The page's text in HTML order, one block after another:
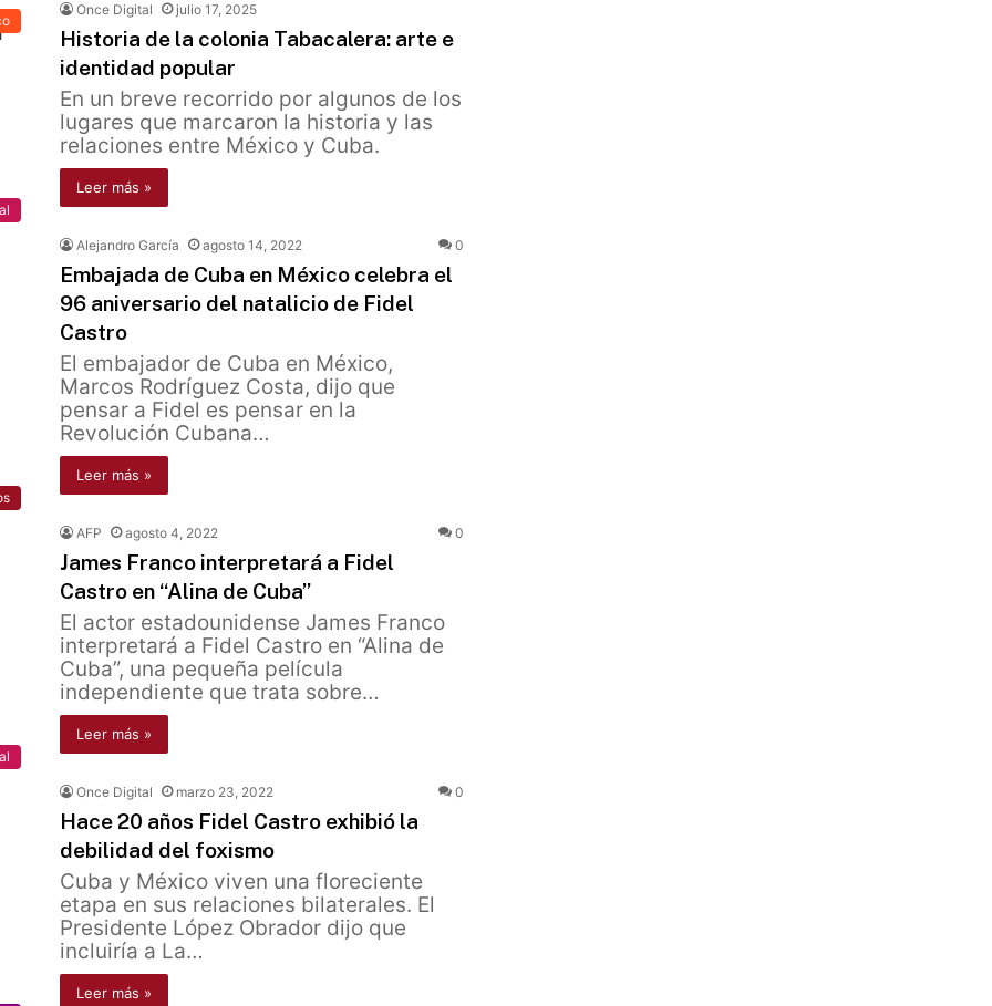
Once Digital julio 17, 2025
Historia de la colonia Tabacalera: arte e
identidad popular
En un breve recorrido por algunos de los
lugares que marcaron la historia y las
relaciones entre México y Cuba.
Leer más »
Alejandro García agosto 14, 2022 0
Embajada de Cuba en México celebra el
96 aniversario del natalicio de Fidel
Castro
El embajador de Cuba en México,
Marcos Rodríguez Costa, dijo que
pensar a Fidel es pensar en la
Revolución Cubana…
Leer más »
AFP agosto 4, 2022 0
James Franco interpretará a Fidel
Castro en “Alina de Cuba’’
El actor estadounidense James Franco
interpretará a Fidel Castro en “Alina de
Cuba”, una pequeña película
independiente que trata sobre…
Leer más »
Once Digital marzo 23, 2022 0
Hace 20 años Fidel Castro exhibió la
debilidad del foxismo
Cuba y México viven una floreciente
etapa en sus relaciones bilaterales. El
Presidente López Obrador dijo que
incluiría a La…
Leer más »